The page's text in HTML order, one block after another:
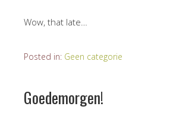
Wow, that late…
Posted in: Geen categorie
Goedemorgen!